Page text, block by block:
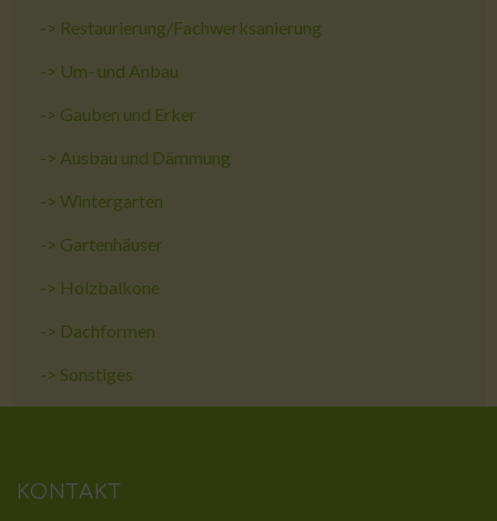
-> Restaurierung/Fachwerksanierung
-> Um- und Anbau
-> Gauben und Erker
-> Ausbau und Dämmung
->Wintergarten
-> Gartenhäuser
-> Holzbalkone
-> Dachformen
-> Sonstiges
KONTAKT